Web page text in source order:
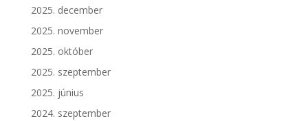
2025. december
2025. november
2025. október
2025. szeptember
2025. június
2024. szeptember